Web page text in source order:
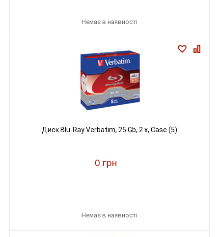
Немає в наявності
Диск Blu-Ray Verbatim, 25 Gb, 2 х, Case (5)
0 грн
Немає в наявності